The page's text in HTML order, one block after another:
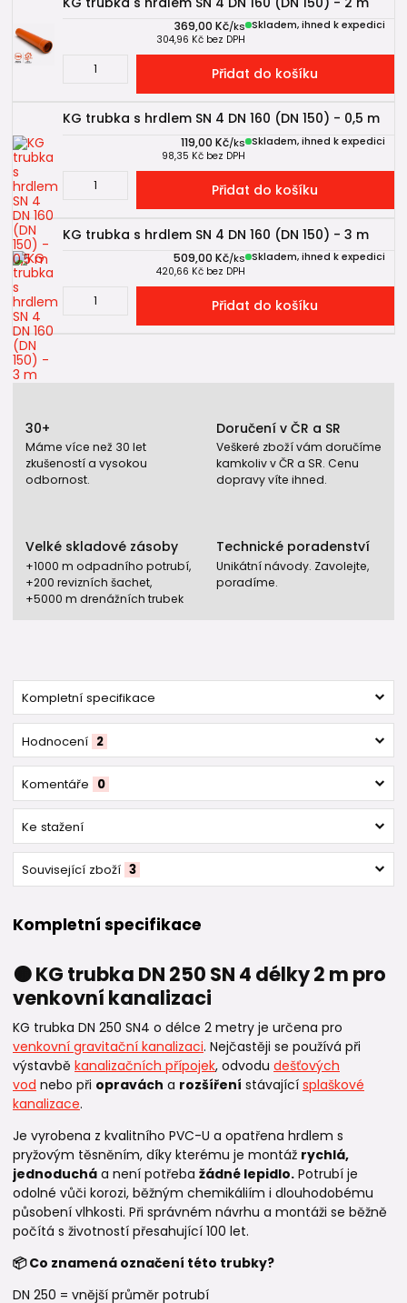
369,00 Kč/ks
304,96 Kč bez DPH
Skladem, ihned k expedici
Přidat do košíku
KG trubka s hrdlem SN 4 DN 160 (DN 150) - 0,5 m
119,00 Kč/ks
98,35 Kč bez DPH
Skladem, ihned k expedici
Přidat do košíku
KG trubka s hrdlem SN 4 DN 160 (DN 150) - 3 m
509,00 Kč/ks
420,66 Kč bez DPH
Skladem, ihned k expedici
Přidat do košíku
30+
Máme více než 30 let
zkušeností a vysokou
odbornost.
Doručení v ČR a SR
Veškeré zboží vám doručíme
kamkoliv v ČR a SR. Cenu
dopravy víte ihned.
Velké skladové zásoby
+1000 m odpadního potrubí,
+200 revizních šachet,
+5000 m drenážních trubek
Technické poradenství
Unikátní návody. Zavolejte,
poradíme.
Kompletní specifikace
Hodnocení 2
Komentáře 0
Ke stažení
Související zboží 3
Kompletní specifikace
🟠 KG trubka DN 250 SN 4 délky 2 m pro
venkovní kanalizaci
KG trubka DN 250 SN4 o délce 2 metry je určena pro
venkovní gravitační kanalizaci. Nejčastěji se používá při
výstavbě kanalizačních přípojek, odvodu dešťových
vod nebo při opravách a rozšíření stávající splaškové
kanalizace.
Je vyrobena z kvalitního PVC-U a opatřena hrdlem s
pryžovým těsněním, díky kterému je montáž rychlá,
jednoduchá a není potřeba žádné lepidlo. Potrubí je
odolné vůči korozi, běžným chemikáliím i dlouhodobému
působení vlhkosti. Při správném návrhu a montáži se běžně
počítá s životností přesahující 100 let.
📦 Co znamená označení této trubky?
DN 250 = vnější průměr potrubí